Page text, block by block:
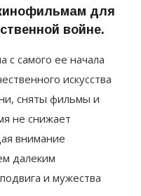
году посвящена
для
войне.
с самого ее начала
искусства
сняты фильмы и
не снижает
внимание
далеким